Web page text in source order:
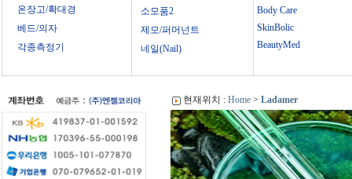
온장고/확대경
베드/의자
각종측정기
소모품2
제모/퍼머넌트
네일(Nail)
Body Care
SkinBolic
BeautyMed
현재위치 : Home > Ladamer